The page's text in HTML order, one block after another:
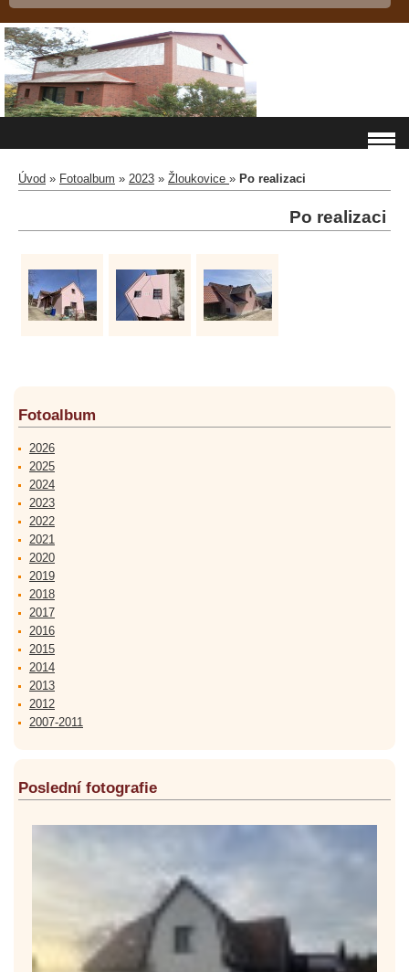
Úvod » Fotoalbum » 2023 » Žloukovice » Po realizaci
Po realizaci
Fotoalbum
2026
2025
2024
2023
2022
2021
2020
2019
2018
2017
2016
2015
2014
2013
2012
2007-2011
Poslední fotografie